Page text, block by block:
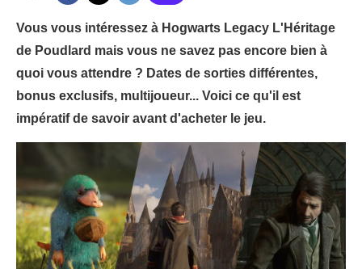
Vous vous intéressez à Hogwarts Legacy L'Héritage
de Poudlard mais vous ne savez pas encore bien à
quoi vous attendre ? Dates de sorties différentes,
bonus exclusifs, multijoueur... Voici ce qu'il est
impératif de savoir avant d'acheter le jeu.